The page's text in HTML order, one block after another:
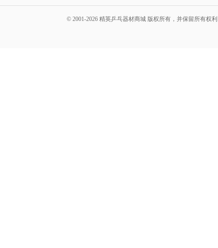
© 2001-2026 精英乒乓器材商城 版权所有，并保留所有权